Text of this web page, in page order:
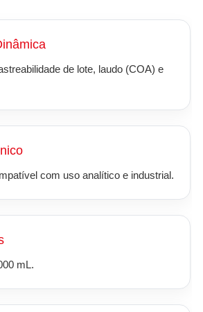
de lote, laudo (COA) e
com uso analítico e industrial.
mL.